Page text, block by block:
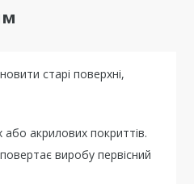
старі поверхні,
акрилових покриттів.
виробу первісний